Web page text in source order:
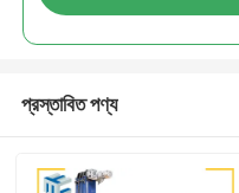
প্রস্তাবিত পণ্য